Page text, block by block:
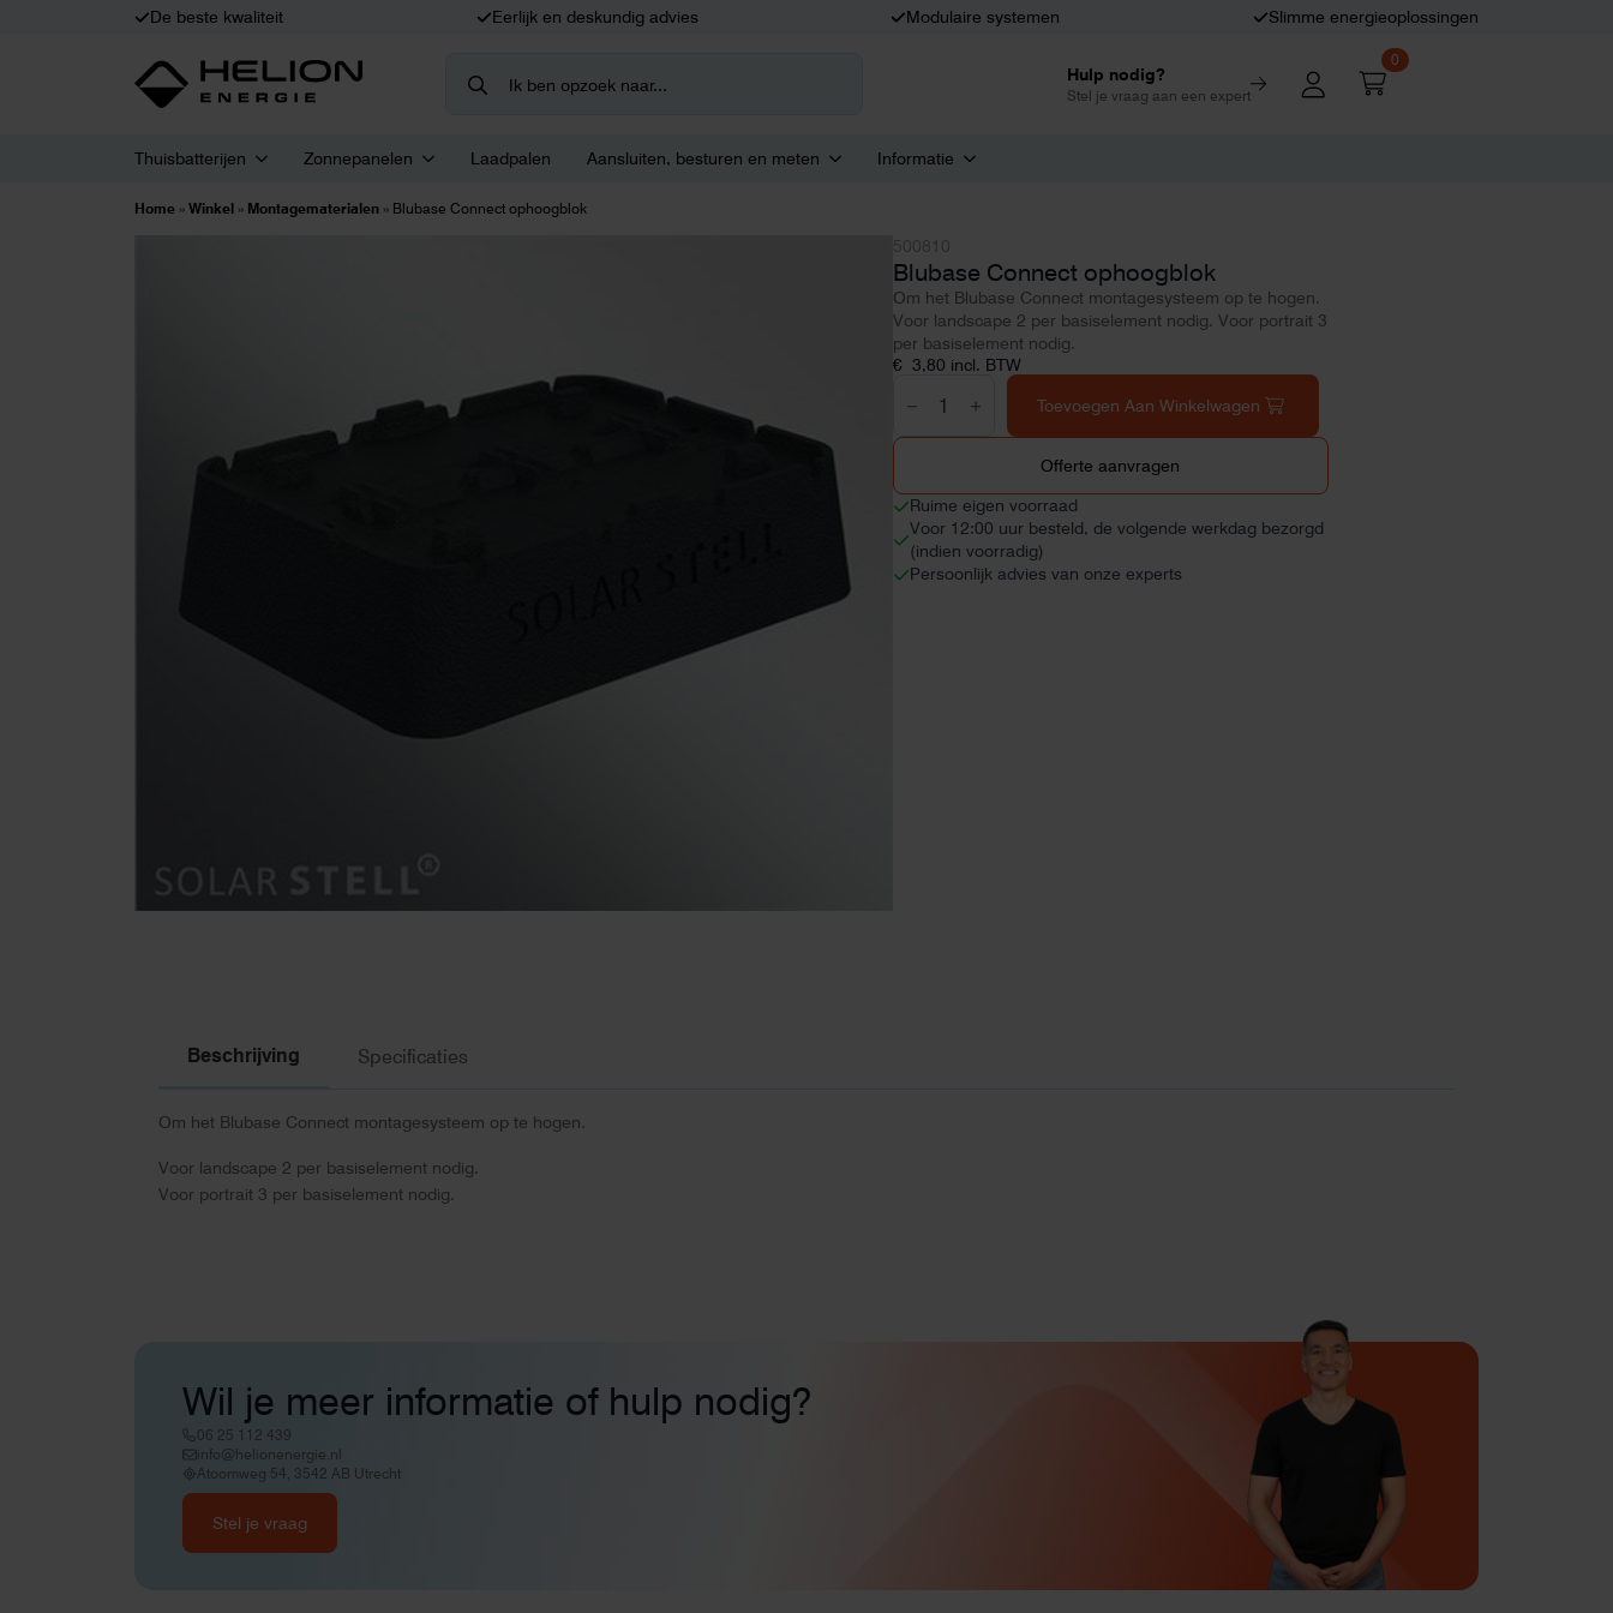
De beste kwaliteit Eerlijk en deskundig advies Modulaire systemen Slimme energieoplossingen
for:
Hulp nodig?
Stel je vraag aan een expert
0
Thuisbatterijen Zonnepanelen Laadpalen Aansluiten, besturen en meten Informatie
Home » Winkel » Montagematerialen » Blubase Connect ophoogblok
Blubase Connect ophoogblok
Om het Blubase Connect montagesysteem op te hogen.
Voor landscape 2 per basiselement nodig. Voor portrait 3
per basiselement nodig.
€ 3,80 incl. BTW
Connect
ophoogblok
aantal
Toevoegen Aan Winkelwagen
Offerte aanvragen
Ruime eigen voorraad
Voor 12:00 uur besteld, de volgende werkdag bezorgd
(indien voorradig)
Persoonlijk advies van onze experts
Beschrijving Specificaties
Om het Blubase Connect montagesysteem op te hogen.
Voor landscape 2 per basiselement nodig.
Voor portrait 3 per basiselement nodig.
Wil je meer informatie of hulp nodig?
06 25 112 439
info@helionenergie.nl
Atoomweg 54, 3542 AB Utrecht
Stel je vraag